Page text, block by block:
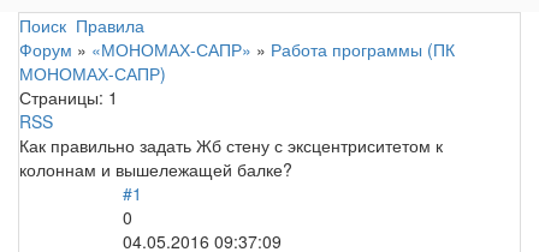
Поиск Правила
Форум » «МОНОМАХ-САПР» » Работа программы (ПК
МОНОМАХ-САПР)
Страницы: 1
RSS
Как правильно задать Жб стену с эксцентриситетом к
колоннам и вышележащей балке?
#1
0
04.05.2016 09:37:09